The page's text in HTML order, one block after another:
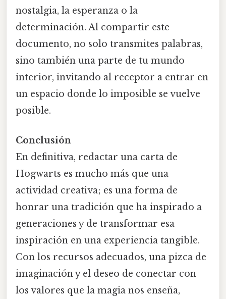
nostalgia, la esperanza o la
determinación. Al compartir este
documento, no solo transmites palabras,
sino también una parte de tu mundo
interior, invitando al receptor a entrar en
un espacio donde lo imposible se vuelve
posible.
Conclusión
En definitiva, redactar una carta de
Hogwarts es mucho más que una
actividad creativa; es una forma de
honrar una tradición que ha inspirado a
generaciones y de transformar esa
inspiración en una experiencia tangible.
Con los recursos adecuados, una pizca de
imaginación y el deseo de conectar con
los valores que la magia nos enseña,